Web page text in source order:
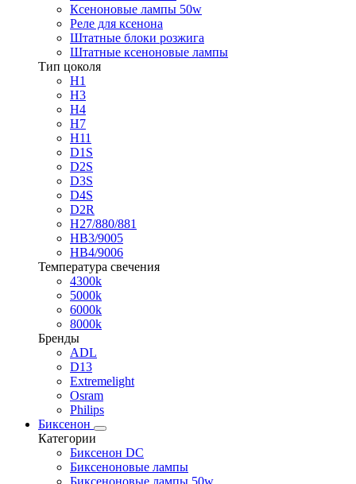
Ксеноновые лампы 50w
Реле для ксенона
Штатные блоки розжига
Штатные ксеноновые лампы
Тип цоколя
H1
H3
H4
H7
H11
D1S
D2S
D3S
D4S
D2R
H27/880/881
HB3/9005
HB4/9006
Температура свечения
4300k
5000k
6000k
8000k
Бренды
ADL
D13
Extremelight
Osram
Philips
Биксенон
Категории
Биксенон DC
Биксеноновые лампы
Биксеноновые лампы 50w